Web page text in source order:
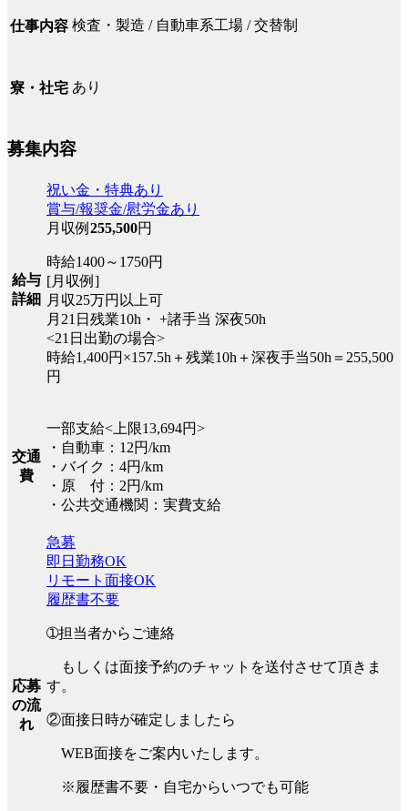
仕事内容 検査・製造 / 自動車系工場 / 交替制
寮・社宅 あり
募集内容
給与
詳細
祝い金・特典あり
賞与/報奨金/慰労金あり
月収例 255,500円
時給1400～1750円
[月収例]
月収25万円以上可
月21日残業10h・ +諸手当 深夜50h
<21日出勤の場合>
時給1,400円×157.5h＋残業10h＋深夜手当50h＝255,500
円
交通
費
一部支給<上限13,694円>
・自動車：12円/km
・バイク：4円/km
・原 付：2円/km
・公共交通機関：実費支給
応募
の流
れ
急募
即日勤務OK
リモート面接OK
履歴書不要
➀担当者からご連絡
もしくは面接予約のチャットを送付させて頂きま
す。
②面接日時が確定しましたら
WEB面接をご案内いたします。
※履歴書不要・自宅からいつでも可能